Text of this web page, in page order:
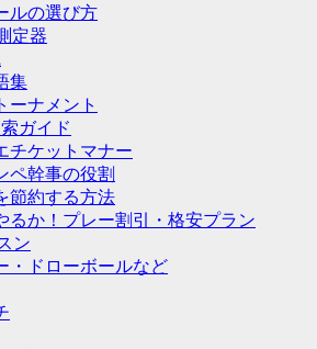
ルの選び方
定器
集
ーナメント
ガイド
チケットマナー
ペ幹事の役割
節約する方法
るか！プレー割引・格安プラン
ン
・ドローボールなど